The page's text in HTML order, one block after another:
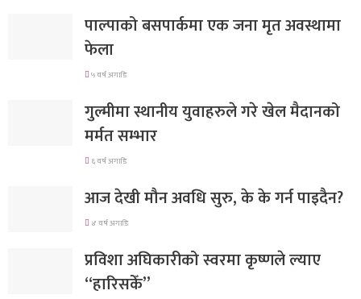
पाल्पाको बसपार्कमा एक जना मृत अवस्थामा
फेला
५ वर्ष अगाडि
गुल्मीमा स्थानीय युवाहरुले गरे खेल मैदानको
मर्मत सम्भार
६ वर्ष अगाडि
आज देखी मौन अवधि सुरु, के के गर्न पाइदैन?
४ वर्ष अगाडि
प्रविशा अघिकारीको स्वरमा कृष्णले ल्याए
“हारिसकेँ”